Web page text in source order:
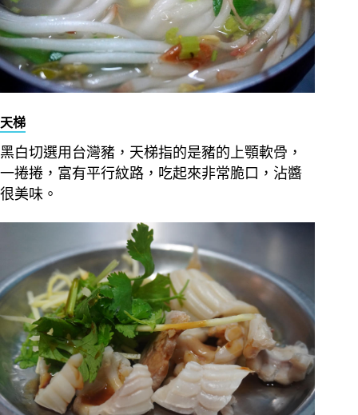
天梯
黑白切選用台灣豬，天梯指的是豬的上顎軟骨，
一捲捲，富有平行紋路，吃起來非常脆口，沾醬
很美味。